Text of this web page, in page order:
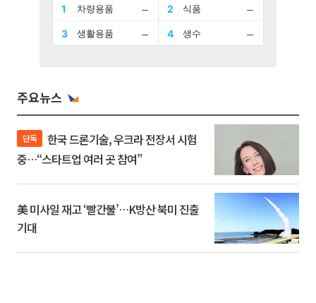
주요뉴스
단독
중…“스타트업 여러 곳 참여”
美 미사일 재고 ‘빨간불’…K방산 북미 진출
기대